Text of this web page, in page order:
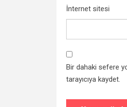
İnternet sitesi
Bir dahaki sefere
tarayıcıya kaydet.